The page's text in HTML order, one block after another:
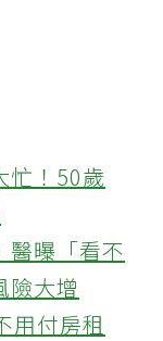
忙！50歲
醫曝「看不
險大增
用付房租